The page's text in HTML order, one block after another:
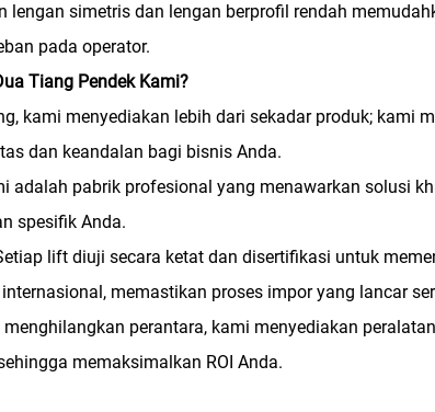
lengan simetris dan lengan berprofil rendah
pada operator.
Tiang Pendek Kami?
kami menyediakan lebih dari sekadar produk; kami
dan keandalan bagi bisnis Anda.
adalah pabrik profesional yang menawarkan solusi
spesifik Anda.
lift diuji secara ketat dan disertifikasi untuk
memastikan proses impor yang lancar
perantara, kami menyediakan
memaksimalkan ROI Anda.